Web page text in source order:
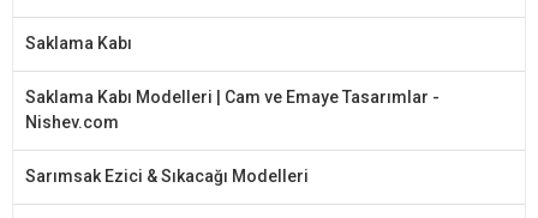
Saklama Kabı
Saklama Kabı Modelleri | Cam ve Emaye Tasarımlar -
Nishev.com
Sarımsak Ezici & Sıkacağı Modelleri